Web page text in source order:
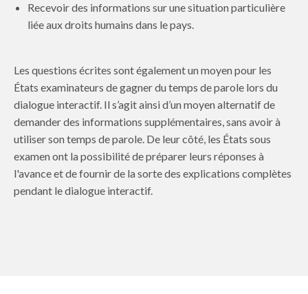
Recevoir des informations sur une situation particulière
liée aux droits humains dans le pays.
Les questions écrites sont également un moyen pour les
États examinateurs de gagner du temps de parole lors du
dialogue interactif. Il s’agit ainsi d’un moyen alternatif de
demander des informations supplémentaires, sans avoir à
utiliser son temps de parole. De leur côté, les États sous
examen ont la possibilité de préparer leurs réponses à
l'avance et de fournir de la sorte des explications complètes
pendant le dialogue interactif.